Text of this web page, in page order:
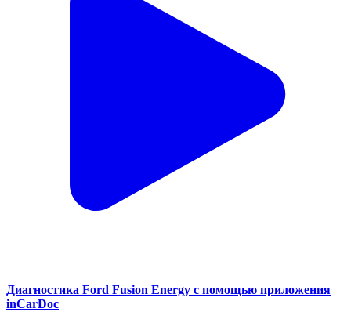
Диагностика Ford Fusion Energy с помощью приложения
inCarDoc